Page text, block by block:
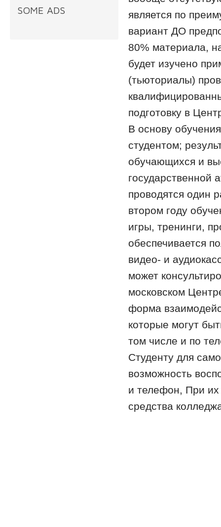
SOME ADS
является по
вариант ДО
80% материала,
будет изучено
(тьюториалы)
подготовку в
В основу
студентом;
обучающихся и
государственной
проводятся один
втором году
игры, тренинги,
обеспечивается
видео- и
может
московском
форма
которые могут
том числе и по
Студенту для
возможность
и телефон, При их
средства